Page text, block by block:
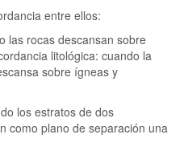
entre ellos:
las rocas descansan sobre
litológica: cuando la
sobre ígneas y
los estratos de dos
como plano de separación una